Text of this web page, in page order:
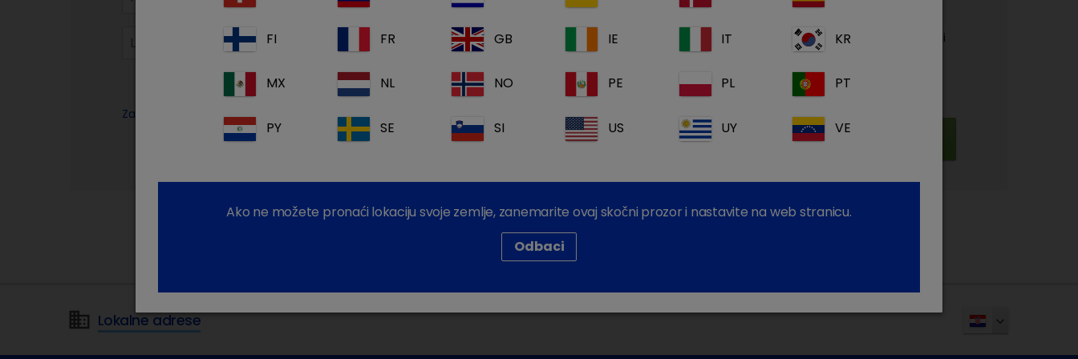
Zaboravili ste lozinku? Prijavite se
Informacije o proizvodu i bolesti
Besplatni materijali za podršku, video zapisi i webcast-i
Prijavite se
Lokalne adrese
FI FR GB IE IT KR
MX NL NO PE PL PT
PY SE SI US UY VE
Ako ne možete pronaći lokaciju svoje zemlje, zanemarite ovaj skočni prozor i nastavite na web stranicu.
Odbaci